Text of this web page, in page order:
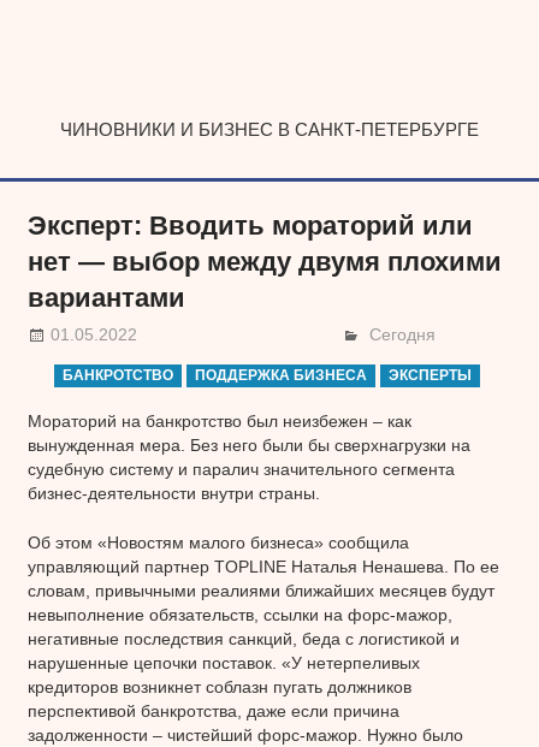
ЧИНОВНИКИ И БИЗНЕС В САНКТ-ПЕТЕРБУРГЕ
Эксперт: Вводить мораторий или
нет — выбор между двумя плохими
вариантами
01.05.2022 Сегодня
БАНКРОТСТВО ПОДДЕРЖКА БИЗНЕСА ЭКСПЕРТЫ
Мораторий на банкротство был неизбежен – как
вынужденная мера. Без него были бы сверхнагрузки на
судебную систему и паралич значительного сегмента
бизнес-деятельности внутри страны.
Об этом «Новостям малого бизнеса» сообщила
управляющий партнер TOPLINE Наталья Ненашева. По ее
словам, привычными реалиями ближайших месяцев будут
невыполнение обязательств, ссылки на форс-мажор,
негативные последствия санкций, беда с логистикой и
нарушенные цепочки поставок. «У нетерпеливых
кредиторов возникнет соблазн пугать должников
перспективой банкротства, даже если причина
задолженности – чистейший форс-мажор. Нужно было